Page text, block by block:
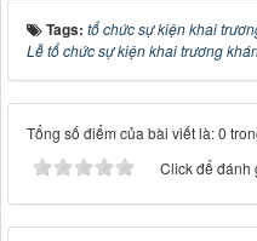
Tags: tổ chức sự kiện khai
Lễ tổ chức sự kiện khai trương
Tổng số điểm của bài viết là: 0
Click để đánh